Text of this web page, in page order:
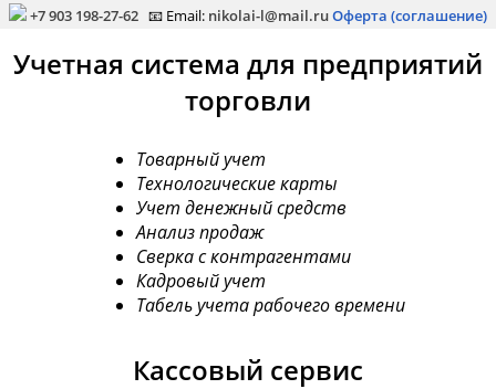
+7 903 198-27-62 📧 Email: nikolai-l@mail.ruОферта (соглашение)
Учетная система для предприятий
торговли
Товарный учет
Технологические карты
Учет денежный средств
Анализ продаж
Сверка с контрагентами
Кадровый учет
Табель учета рабочего времени
Кассовый сервис